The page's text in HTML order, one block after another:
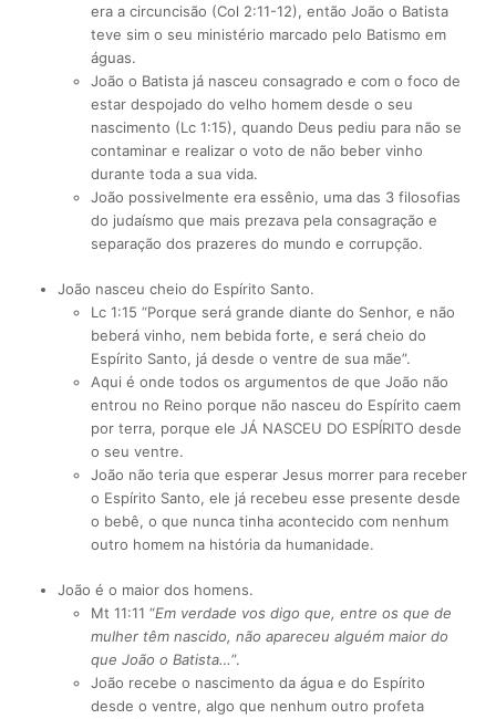
era a circuncisão (Col 2:11-12), então João o Batista
teve sim o seu ministério marcado pelo Batismo em
águas.
João o Batista já nasceu consagrado e com o foco de
estar despojado do velho homem desde o seu
nascimento (Lc 1:15), quando Deus pediu para não se
contaminar e realizar o voto de não beber vinho
durante toda a sua vida.
João possivelmente era essênio, uma das 3 filosofias
do judaísmo que mais prezava pela consagração e
separação dos prazeres do mundo e corrupção.
João nasceu cheio do Espírito Santo.
Lc 1:15 “Porque será grande diante do Senhor, e não
beberá vinho, nem bebida forte, e será cheio do
Espírito Santo, já desde o ventre de sua mãe”.
Aqui é onde todos os argumentos de que João não
entrou no Reino porque não nasceu do Espírito caem
por terra, porque ele JÁ NASCEU DO ESPÍRITO desde
o seu ventre.
João não teria que esperar Jesus morrer para receber
o Espírito Santo, ele já recebeu esse presente desde
o bebê, o que nunca tinha acontecido com nenhum
outro homem na história da humanidade.
João é o maior dos homens.
Mt 11:11 “Em verdade vos digo que, entre os que de
mulher têm nascido, não apareceu alguém maior do
que João o Batista…”.
João recebe o nascimento da água e do Espírito
desde o ventre, algo que nenhum outro profeta